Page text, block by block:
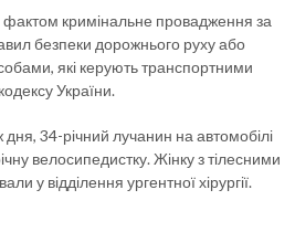
фактом кримінальне провадження за
безпеки дорожнього руху або
які керують транспортними
України.
34-річний лучанин на автомобілі
велосипедистку. Жінку з тілесними
у відділення ургентної хірургії.